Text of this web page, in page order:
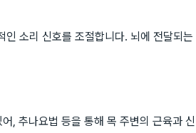
소리 신호를 조절합니다. 뇌에 전달되는
, 추나요법 등을 통해 목 주변의 근육과 신